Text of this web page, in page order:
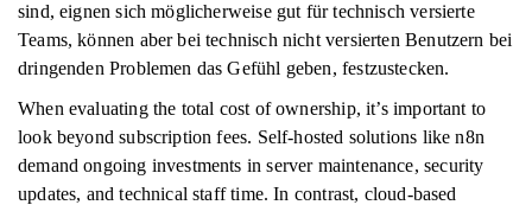
sind, eignen sich möglicherweise gut für technisch versierte
Teams, können aber bei technisch nicht versierten Benutzern bei
dringenden Problemen das Gefühl geben, festzustecken.
When evaluating the total cost of ownership, it’s important to
look beyond subscription fees. Self-hosted solutions like n8n
demand ongoing investments in server maintenance, security
updates, and technical staff time. In contrast, cloud-based